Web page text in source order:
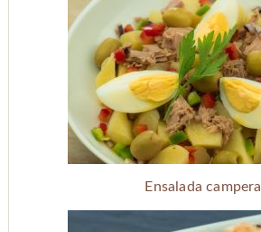
Ensalada campera